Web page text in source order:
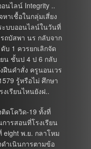
นไลน์ Integrity ..
าเชื้อในกลุ่มเสี่ยง
ะบบออนไลน์ในวันที่
ถบัสพา นร กลับจาก
บ 1 ควรยกเลิกจัด
น ชั้นป 4 ป 6 กลับ
ฝืนคำสั่ง ครูนอนเวร
รู้หรือไม่ ศึกษา
เรียนไหนยังฝ..
ดโควิด-19 ทั้งที่
การสอนที่โรงเรียน
eight พ.ย. กลาโหม
ำเนินการตามข้อ